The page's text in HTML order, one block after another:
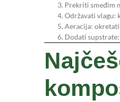
Prekriti smeđim
Održavati vlagu:
Aeracija: okretati
Dodati